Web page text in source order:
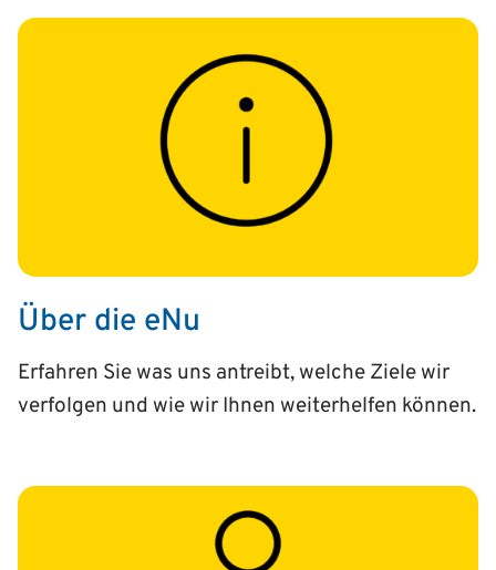
Über die eNu
Erfahren Sie was uns antreibt, welche Ziele wir
verfolgen und wie wir Ihnen weiterhelfen können.